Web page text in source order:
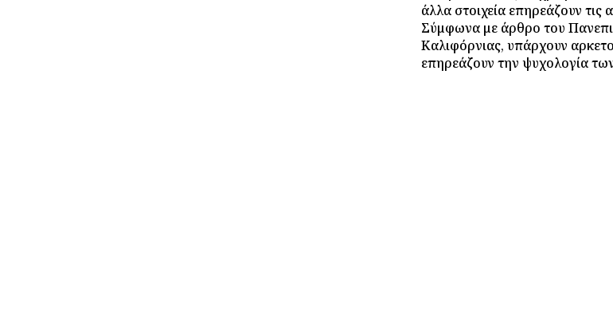
άλλα στοιχεία επηρεάζουν τις
Σύμφωνα με άρθρο του
Καλιφόρνιας, υπάρχουν
επηρεάζουν την ψυχολογία